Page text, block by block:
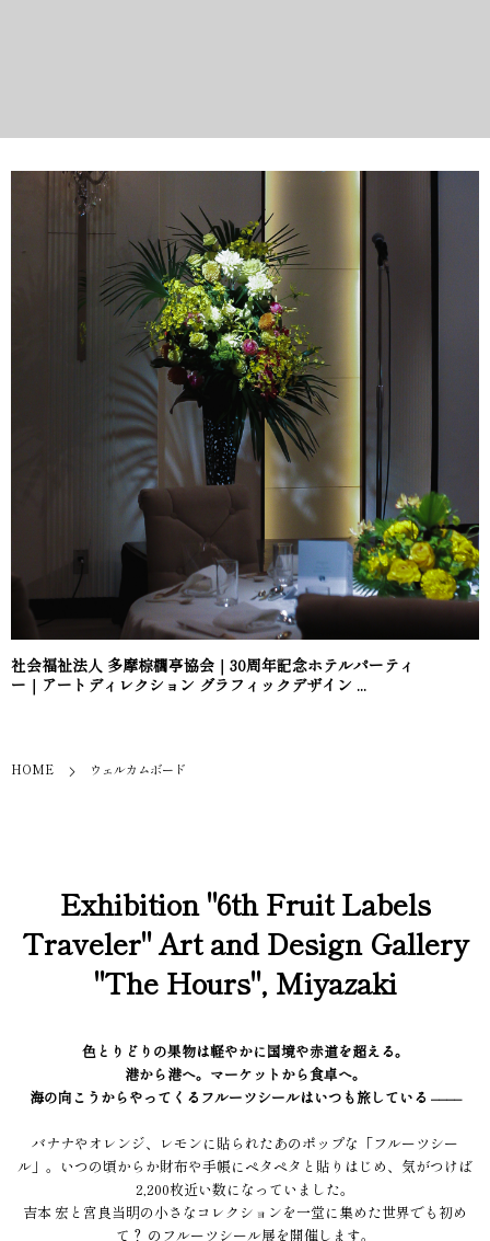
社会福祉法人 多摩棕櫚亭協会｜30周年記念ホテルパーティ
ー｜アートディレクション グラフィックデザイン ...
HOME ウェルカムボード
Exhibition "6th Fruit Labels
Traveler" Art and Design Gallery
"The Hours", Miyazaki
色とりどりの果物は軽やかに国境や赤道を超える。
港から港へ。マーケットから食卓へ。
海の向こうからやってくるフルーツシールはいつも旅している ––––
バナナやオレンジ、レモンに貼られたあのポップな「フルーツシー
ル」。いつの頃からか財布や手帳にペタペタと貼りはじめ、気がつけば
2,200枚近い数になっていました。
吉本 宏と宮良当明の小さなコレクションを一堂に集めた世界でも初め
て？ のフルーツシール展を開催します。